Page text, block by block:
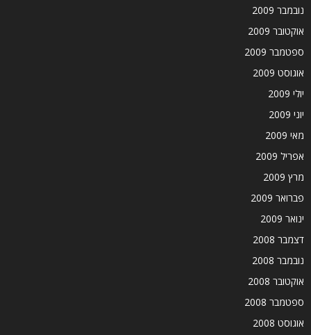
נובמבר 2009
אוקטובר 2009
ספטמבר 2009
אוגוסט 2009
יולי 2009
יוני 2009
מאי 2009
אפריל 2009
מרץ 2009
פברואר 2009
ינואר 2009
דצמבר 2008
נובמבר 2008
אוקטובר 2008
ספטמבר 2008
אוגוסט 2008